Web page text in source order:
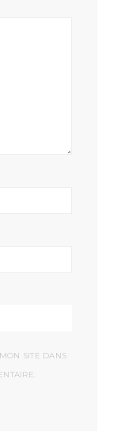
SITE DANS